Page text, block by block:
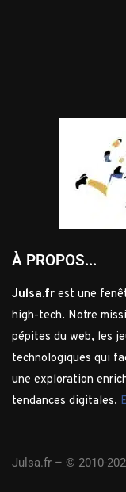
À PROPOS...
Julsa.fr est une
high-tech. Notre
pépites du web, les
technologiques qui
une exploration
tendances digitales.
Julsa.fr – © 2010-